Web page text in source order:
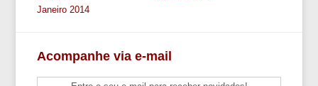
Janeiro 2014
Acompanhe via e-mail